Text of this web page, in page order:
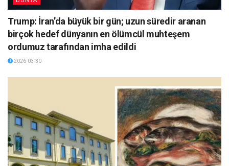
Trump: İran’da büyük bir gün; uzun süredir aranan
birçok hedef dünyanın en ölümcül muhteşem
ordumuz tarafından imha edildi
2026-03-30